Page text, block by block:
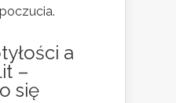
a
–
się